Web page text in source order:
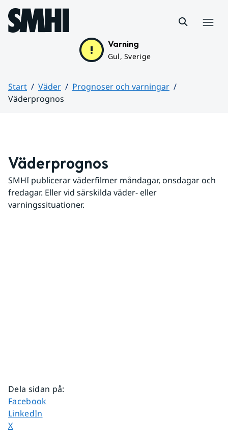
Hoppa till sidans innehåll
Varning
Gul, Sverige
Start Väder
Prognoser och varningar
Väderprognos
Väderprognos
SMHI publicerar väderfilmer måndagar, onsdagar och
fredagar. Eller vid särskilda väder- eller
varningssituationer.
Dela sidan på:
Dela sidan på
Facebook
Dela sidan på
LinkedIn
Dela sidan på
X